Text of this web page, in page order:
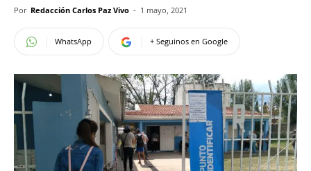
Por Redacción Carlos Paz Vivo - 1 mayo, 2021
WhatsApp + Seguinos en Google